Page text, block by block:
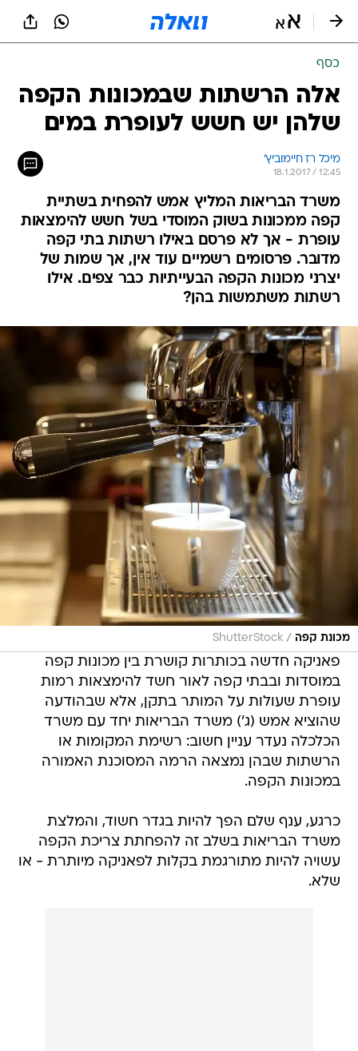
כסף
אלה הרשתות שבמכונות הקפה
שלהן יש חשש לעופרת במים
מיכל רז חיימוביץ'
18.1.2017 / 12:45
משרד הבריאות המליץ אמש להפחית בשתיית
קפה ממכונות בשוק המוסדי בשל חשש להימצאות
עופרת - אך לא פרסם באילו רשתות בתי קפה
מדובר. פרסומים רשמיים עוד אין, אך שמות של
יצרני מכונות הקפה הבעייתיות כבר צפים. אילו
רשתות משתמשות בהן?
מכונת קפה /
ShutterStock
פאניקה חדשה בכותרות קושרת בין מכונות קפה
במוסדות ובבתי קפה לאור חשד להימצאות רמות
עופרת שעולות על המותר בתקן, אלא שבהודעה
שהוציא אמש (ג') משרד הבריאות יחד עם משרד
הכלכלה נעדר עניין חשוב: רשימת המקומות או
הרשתות שבהן נמצאה הרמה המסוכנת האמורה
במכונות הקפה.
כרגע, ענף שלם הפך להיות בגדר חשוד, והמלצת
משרד הבריאות בשלב זה להפחתת צריכת הקפה
עשויה להיות מתורגמת בקלות לפאניקה מיותרת - או
שלא.